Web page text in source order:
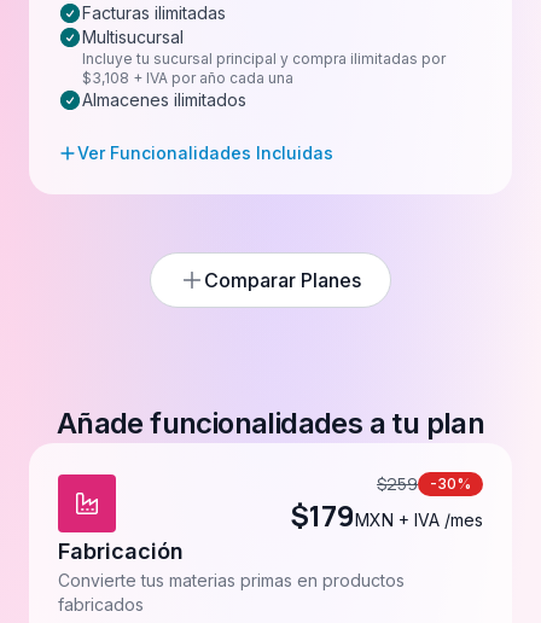
Facturas ilimitadas
Multisucursal
Incluye tu sucursal principal y compra ilimitadas por
$3,108 + IVA por año cada una
Almacenes ilimitados
Ver Funcionalidades Incluidas
Comparar Planes
Añade funcionalidades a tu plan
$259 -30%
$179MXN + IVA /mes
Fabricación
Convierte tus materias primas en productos
fabricados